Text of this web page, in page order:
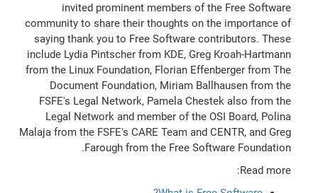
invited prominent members of the Free Software
community to share their thoughts on the importance of
saying thank you to Free Software contributors. These
include Lydia Pintscher from KDE, Greg Kroah-Hartmann
from the Linux Foundation, Florian Effenberger from The
Document Foundation, Miriam Ballhausen from the
FSFE's Legal Network, Pamela Chestek also from the
Legal Network and member of the OSI Board, Polina
Malaja from the FSFE's CARE Team and CENTR, and Greg
Farough from the Free Software Foundation.
Read more: